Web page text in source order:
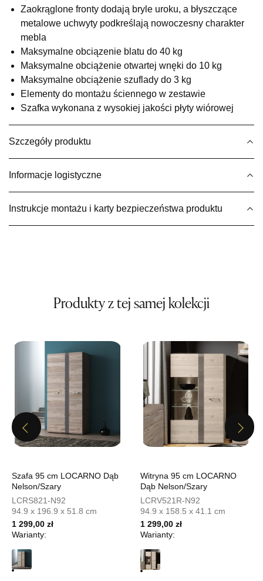
SALON MEBLOWY M JAK MEBLE
Salon meblowy
UL.BASZTOWA 3
76-100 SŁAWNO
Nr tel.502668736
Adres e-mail: pph.catrin@wp.pl
Godziny otwarcia
Pn-Pt: 09:00-17:00, Sb: 09:00-13:00
849,00 zł
849,00 zł
SALON MEBLOWY MEBLOSTYL
Salon meblowy
UL.PIONIERÓW 44
66-600 KROSNO ODRZAŃSKIE
Nr tel. 508100164
Adres e-mail:meblostyl01@op.pl
Godziny otwarcia
849,00 zł
Wybierz
SALON MEBLOWY ORION
Salon meblowy
UL.KILIŃSZCZAKÓW 43
Zaokrąglone fronty dodają bryle uroku, a błyszczące
metalowe uchwyty podkreślają nowoczesny charakter
mebla
Maksymalne obciązenie blatu do 40 kg
Maksymalne obciążenie otwartej wnęki do 10 kg
Maksymalne obciążenie szuflady do 3 kg
Elementy do montażu ściennego w zestawie
Szafka wykonana z wysokiej jakości płyty wiórowej
Szczegóły produktu
Informacje logistyczne
Instrukcje montażu i karty bezpieczeństwa produktu
Produkty z tej samej kolekcji
Previous
Szafa 95 cm LOCARNO Dąb
Nelson/Szary
LCRS821-N92
94.9 x 196.9 x 51.8 cm
1 299,00 zł
Warianty:
Witryna 95 cm LOCARNO
Dąb Nelson/Szary
LCRV521R-N92
94.9 x 158.5 x 41.1 cm
1 299,00 zł
Warianty:
Next